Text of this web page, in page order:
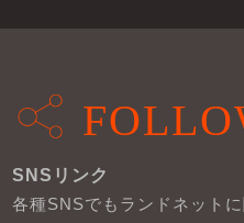
SNSリンク
各種SNSでもランドネット